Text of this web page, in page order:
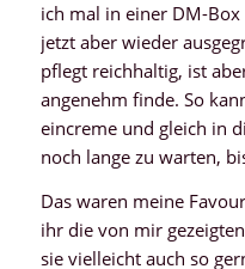
ich mal in einer DM-
jetzt aber wieder
pflegt reichhaltig, ist
angenehm finde. So
eincreme und gleich in
noch lange zu warten,
Das waren meine
ihr die von mir
sie vielleicht auch so